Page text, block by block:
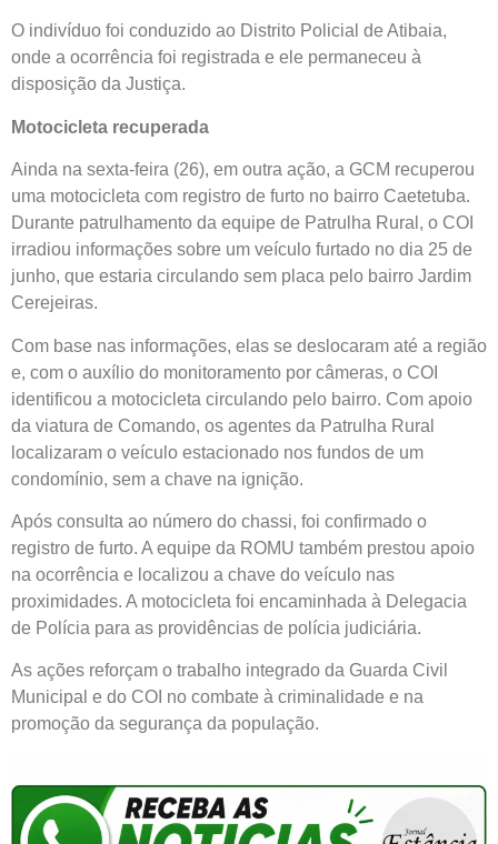
O indivíduo foi conduzido ao Distrito Policial de Atibaia,
onde a ocorrência foi registrada e ele permaneceu à
disposição da Justiça.
Motocicleta recuperada
Ainda na sexta-feira (26), em outra ação, a GCM recuperou
uma motocicleta com registro de furto no bairro Caetetuba.
Durante patrulhamento da equipe de Patrulha Rural, o COI
irradiou informações sobre um veículo furtado no dia 25 de
junho, que estaria circulando sem placa pelo bairro Jardim
Cerejeiras.
Com base nas informações, elas se deslocaram até a região
e, com o auxílio do monitoramento por câmeras, o COI
identificou a motocicleta circulando pelo bairro. Com apoio
da viatura de Comando, os agentes da Patrulha Rural
localizaram o veículo estacionado nos fundos de um
condomínio, sem a chave na ignição.
Após consulta ao número do chassi, foi confirmado o
registro de furto. A equipe da ROMU também prestou apoio
na ocorrência e localizou a chave do veículo nas
proximidades. A motocicleta foi encaminhada à Delegacia
de Polícia para as providências de polícia judiciária.
As ações reforçam o trabalho integrado da Guarda Civil
Municipal e do COI no combate à criminalidade e na
promoção da segurança da população.